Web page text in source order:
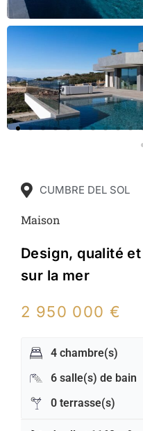
CUMBRE DEL SOL
Maison
Design, qualité
sur la mer
2 950 000 €
4 chambre(s)
6 salle(s) de bain
0 terrasse(s)